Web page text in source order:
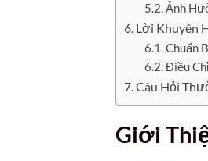
Ảnh
Lời Khuyên
Chuẩn
Điều
Câu Hỏi
Giới